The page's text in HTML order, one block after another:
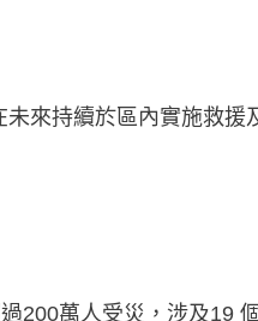
來持續於區內實施救援
200萬人受災，涉及19